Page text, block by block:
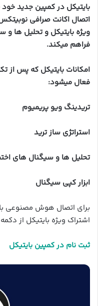
بایتیکل در کمپین جدید
اتصال اکانت صرافی
ویژه بایتیکل و تحلیل ها و
فراهم میکند.
امکانات بایتیکل که پس از
فعال میشود:
تریدینگ ویو پریمیوم
استراتژی ساز ترید
تحلیل ها و سیگنال های
ابزار کپی سیگنال
برای اتصال هوش مصنوعی
اشتراک ویژه بایتیکل از
ثبت نام در کمپین بایتیکل